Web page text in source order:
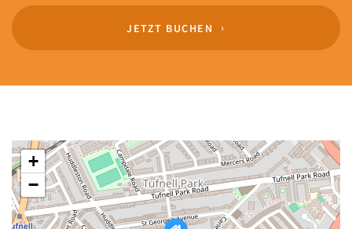
JETZT BUCHEN
+
−